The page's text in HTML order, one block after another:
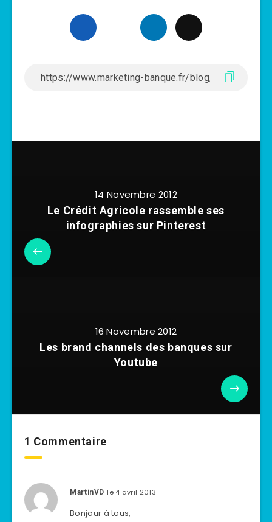
14 Novembre 2012
Le Crédit Agricole rassemble ses
infographies sur Pinterest
16 Novembre 2012
Les brand channels des banques sur
Youtube
1 Commentaire
MartinVD le 4 avril 2013
Bonjour à tous,